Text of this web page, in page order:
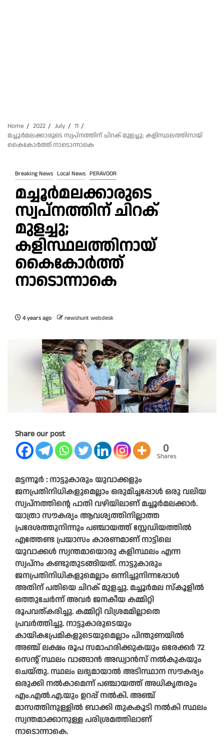
Home 2022 July
11
മച്ചൂർമലക്കാരുടെ സ്വപ്‌നത്തിന് ചിറക് മുളച്ചു; കളിസ്ഥലത്തിനായ്
കൈകോർത്ത് നാടൊന്നാകെ
Breaking News Local News PERAVOOR
മച്ചൂർമലക്കാരുടെ
സ്വപ്‌നത്തിന് ചിറക്
മുളച്ചു;
കളിസ്ഥലത്തിനായ്
കൈകോർത്ത്
നാടൊന്നാകെ
4 years ago newshunt webdesk
Share our post
0
Shares
മട്ടന്നൂർ : നാട്ടുകാരും യുവാക്കളും
ജനപ്രതിനിധികളുമെല്ലാം ഒരുമിച്ചപ്പോൾ ഒരു വലിയ
സ്വപ്‌നത്തിന്റെ പാതി വഴിയിലാണ് മച്ചൂർമലക്കാർ.
യാത്രാ സൗകര്യം ആവശ്യത്തിനില്ലാത്ത
പ്രദേശത്തുനിന്നും പഞ്ചായത്ത് സ്റ്റേഡിയത്തിൽ
എത്തേണ്ട പ്രയാസം കാരണമാണ്‌ നാട്ടിലെ
യുവാക്കൾ സ്വന്തമായൊരു കളിസ്ഥലം എന്ന
സ്വപ്‌നം കണ്ടുതുടങ്ങിയത്. നാട്ടുകാരും
ജനപ്രതിനിധികളുമെല്ലാം ഒന്നിച്ചുനിന്നപ്പോൾ
അതിന്‌ പതിയെ ചിറക് മുളച്ചു. മച്ചൂർമല സ്‌കൂളിൽ
ഒത്തുചേർന്ന്‌ അവർ ജനകീയ കമ്മിറ്റി
രൂപവത്കരിച്ചു. കമ്മിറ്റി വിശ്രമമില്ലാതെ
പ്രവർത്തിച്ചു. നാട്ടുകാരുടെയും
കായികപ്രേമികളുടെയുമെല്ലാം പിന്തുണയിൽ
അഞ്ച് ലക്ഷം രൂപ സമാഹരിക്കുകയും ഒരേക്കർ 72
സെന്റ് സ്ഥലം വാങ്ങാൻ അഡ്വാൻസ് നൽകുകയും
ചെയ്തു. സ്ഥലം ലഭ്യമായാൽ അടിസ്ഥാന സൗകര്യം
ഒരുക്കി നൽകാമെന്ന്‌ പഞ്ചായത്ത്‌ അധികൃതരും
എം.എൽ.എ.യും ഉറപ്പ് നൽകി. അഞ്ച്
മാസത്തിനുള്ളിൽ ബാക്കി തുകകൂടി നൽകി സ്ഥലം
സ്വന്തമാക്കാനുള്ള പരിശ്രമത്തിലാണ്
നാടൊന്നാകെ.